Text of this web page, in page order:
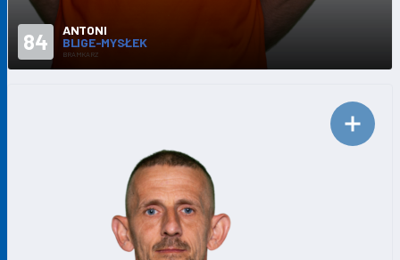
84
ANTONI
BLIGE-MYSŁEK
BRAMKARZ